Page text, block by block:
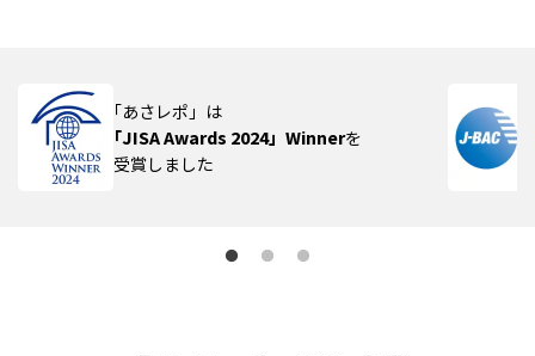
｢あさレポ」は
｢JISA Awards 2024」Winnerを
受賞しました